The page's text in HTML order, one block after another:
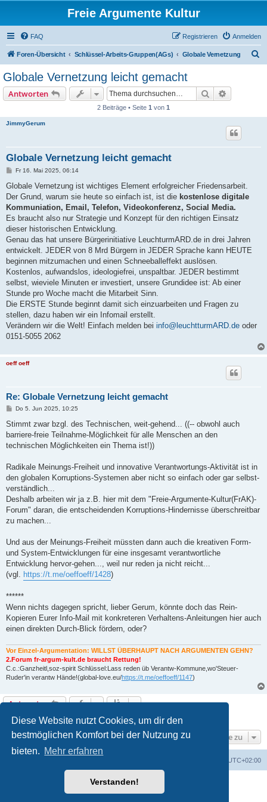
Diese Website nutzt Cookies, um dir den
bestmöglichen Komfort bei der Nutzung zu
bieten. Mehr erfahren
Verstanden!
Freie Argumente Kultur
FAQ Anmelden
Registrieren
Foren-Übersicht Schlüssel-Arbeits-Gruppen(AGs) Globale Vernetzung
Globale Vernetzung leicht gemacht
Antworten Suche
2 Beiträge • Seite 1 von 1
JimmyGerum
Globale Vernetzung leicht gemacht
B
i
r
a
Fr 16. Mai 2025, 06:14
Globale Vernetzung ist wichtiges Element erfolgreicher Friedensarbeit.
Der Grund, warum sie heute so einfach ist, ist die kostenlose digitale
Kommuniation, Email, Telefon, Videokonferenz, Social Media.
Es braucht also nur Strategie und Konzept für den richtigen Einsatz
dieser historischen Entwicklung.
Genau das hat unsere Bürgerinitiative LeuchturmARD.de in drei Jahren
entwickelt. JEDER von 8 Mrd Bürgern in JEDER Sprache kann HEUTE
beginnen mitzumachen und einen Schneeballeffekt auslösen.
Kostenlos, aufwandslos, ideologiefrei, unspaltbar. JEDER bestimmt
selbst, wieviele Minuten er investiert, unsere Grundidee ist: Ab einer
Stunde pro Woche macht die Mitarbeit Sinn.
Die ERSTE Stunde beginnt damit sich einzuarbeiten und Fragen zu
stellen, dazu haben wir ein Infomail erstellt.
Verändern wir die Welt! Einfach melden bei info@leuchtturmARD.de oder
0151-5055 2062
oeff oeff
Re: Globale Vernetzung leicht gemacht
B
i
r
a
Do 5. Jun 2025, 10:25
Stimmt zwar bzgl. des Technischen, weit-gehend... ((-- obwohl auch
barriere-freie Teilnahme-Möglichkeit für alle Menschen an den
technischen Möglichkeiten ein Thema ist!))
Radikale Meinungs-Freiheit und innovative Verantwortungs-Aktivität ist in
den globalen Korruptions-Systemen aber nicht so einfach oder gar selbst-
verständlich...
Deshalb arbeiten wir ja z.B. hier mit dem "Freie-Argumente-Kultur(FrAK)-
Forum" daran, die entscheidenden Korruptions-Hindernisse überschreitbar
zu machen...
Und aus der Meinungs-Freiheit müssten dann auch die kreativen Form-
und System-Entwicklungen für eine insgesamt verantwortliche
Entwicklung hervor-gehen..., weil nur reden ja nicht reicht...
(vgl. https://t.me/oeffoeff/1428)
******
Wenn nichts dagegen spricht, lieber Gerum, könnte doch das Rein-
Kopieren Eurer Info-Mail mit konkreteren Verhaltens-Anleitungen hier auch
einen direkten Durch-Blick fördern, oder?
Vor Einzel-Argumentation: WILLST ÜBERHAUPT NACH ARGUMENTEN GEHN?
2.Forum fr-argum-kult.de braucht Rettung!
C.c.:Ganzheitl,soz-spirit Schlüssel:Lass reden üb Verantw-Kommune,wo'Steuer-
Ruder'in verantw Hände!(global-love.eu/https://t.me/oeffoeff/1147)
Antworten
2 Beiträge • Seite1 von 1
Gehe zu
UTC+02:00
Powered byphpBB® Forum Software © phpBB Limited
Deutsche Übersetzung durchphpBB.de